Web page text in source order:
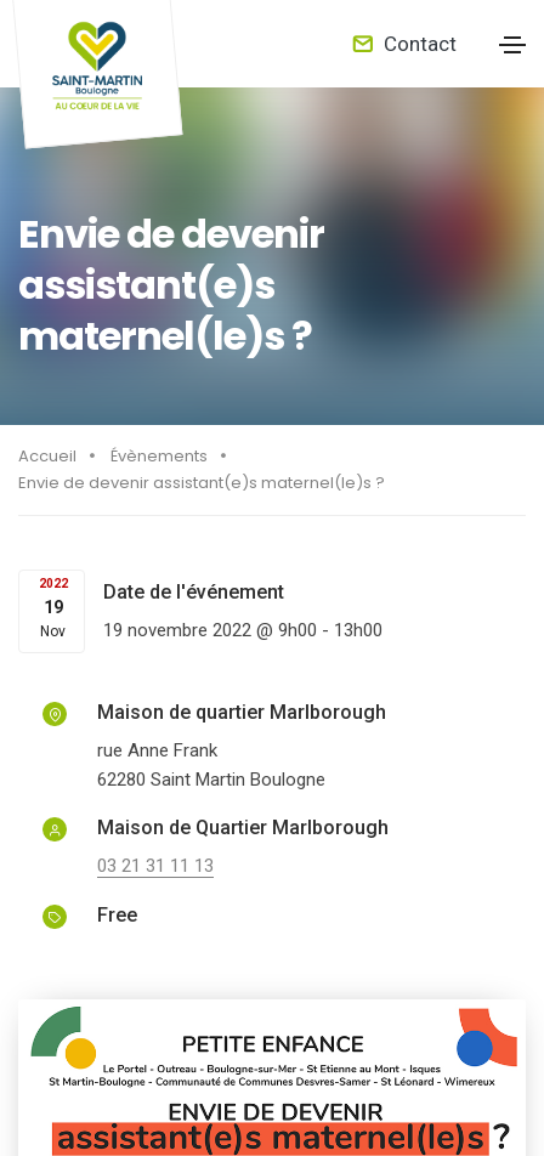
Contact
Envie de devenir
assistant(e)s
maternel(le)s ?
Accueil
Évènements
Envie de devenir assistant(e)s maternel(le)s ?
2022
19
Nov
Date de l'événement
19 novembre 2022 @ 9h00 - 13h00
Maison de quartier Marlborough
rue Anne Frank
62280 Saint Martin Boulogne
Maison de Quartier Marlborough
03 21 31 11 13
Free